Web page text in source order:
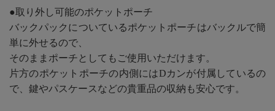
●取り外し可能のポケットポーチ
バックパックについているポケットポーチはバックルで簡
単に外せるので、
そのままポーチとしてもご使用いただけます。
片方のポケットポーチの内側にはDカンが付属しているの
で、鍵やパスケースなどの貴重品の収納も安心です。